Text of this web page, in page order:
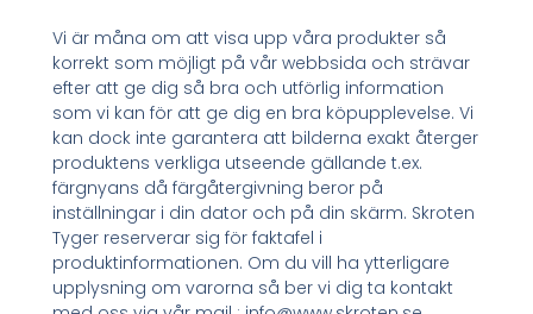
Vi är måna om att visa upp våra produkter så
korrekt som möjligt på vår webbsida och strävar
efter att ge dig så bra och utförlig information
som vi kan för att ge dig en bra köpupplevelse. Vi
kan dock inte garantera att bilderna exakt återger
produktens verkliga utseende gällande t.ex.
färgnyans då färgåtergivning beror på
inställningar i din dator och på din skärm. Skroten
Tyger reserverar sig för faktafel i
produktinformationen. Om du vill ha ytterligare
upplysning om varorna så ber vi dig ta kontakt